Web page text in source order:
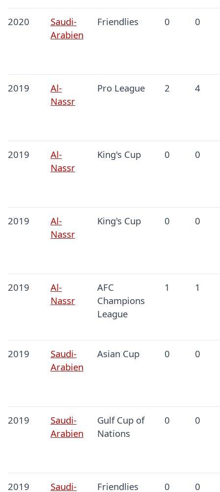
2020
Saudi-
Arabien
Friendlies 0 0
2019
Al-
Nassr
Pro League 2 4
2019
Al-
Nassr
King's Cup 0 0
2019
Al-
Nassr
King's Cup 0 0
2019
Al-
Nassr
AFC
Champions
League
1 1
2019
Saudi-
Arabien
Asian Cup 0 0
2019
Saudi-
Arabien
Gulf Cup of
Nations
0 0
2019
Saudi-
Friendlies 0 0